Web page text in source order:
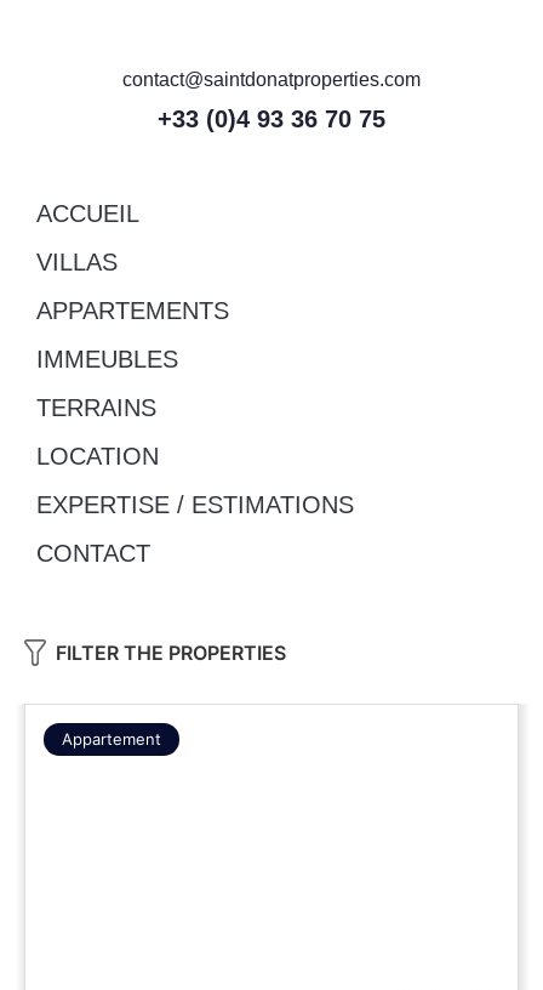
contact@saintdonatproperties.com
+33 (0)4 93 36 70 75
ACCUEIL
VILLAS
APPARTEMENTS
IMMEUBLES
TERRAINS
LOCATION
EXPERTISE / ESTIMATIONS
CONTACT
FILTER THE PROPERTIES
Appartement